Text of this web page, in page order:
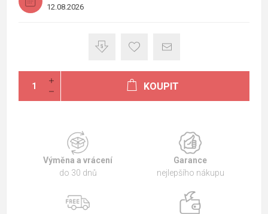
12.08.2026
KOUPIT
Výměna a vrácení
do 30 dnů
Garance
nejlepšího nákupu